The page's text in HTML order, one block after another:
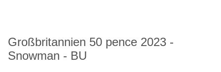
Großbritannien 50 pence 2023 -
Snowman - BU